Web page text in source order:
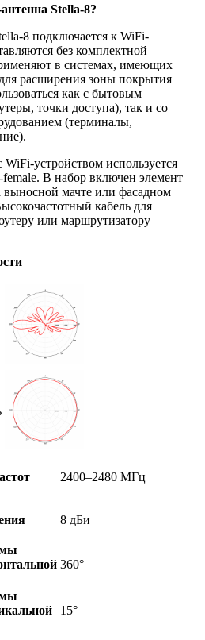
Stella-8?
8 подключается к WiFi-
без комплектной
в системах, имеющих
расширения зоны покрытия
как с бытовым
точки доступа), так и со
(терминалы,
устройством используется
В набор включен элемент
выносной мачте или фасадном
кабель для
или маршрутизатору
2400–2480 МГц
8 дБи
360°
15°